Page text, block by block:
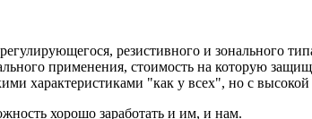
резистивного и зонального
применения, стоимость на которую
характеристиками "как у всех", но с
хорошо заработать и им, и нам.